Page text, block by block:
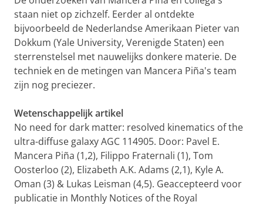
staan niet op zichzelf. Eerder al ontdekte
bijvoorbeeld de Nederlandse Amerikaan Pieter van
Dokkum (Yale University, Verenigde Staten) een
sterrenstelsel met nauwelijks donkere materie. De
techniek en de metingen van Mancera Piña's team
zijn nog preciezer.
Wetenschappelijk artikel
No need for dark matter: resolved kinematics of the
ultra-diffuse galaxy AGC 114905. Door: Pavel E.
Mancera Piña (1,2), Filippo Fraternali (1), Tom
Oosterloo (2), Elizabeth A.K. Adams (2,1), Kyle A.
Oman (3) & Lukas Leisman (4,5). Geaccepteerd voor
publicatie in Monthly Notices of the Royal